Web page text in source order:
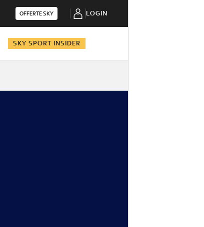
OFFERTE SKY LOGIN
SKY SPORT INSIDER